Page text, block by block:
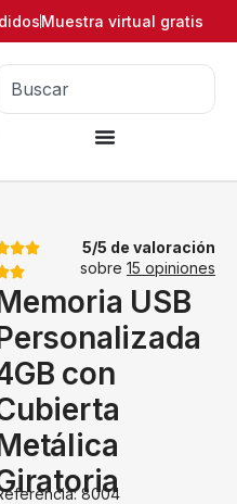
Muestra virtual gratis
5/5 de valoración
sobre 15 opiniones
USB
con
8004